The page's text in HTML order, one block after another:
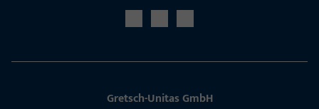
Gretsch­-Unitas GmbH